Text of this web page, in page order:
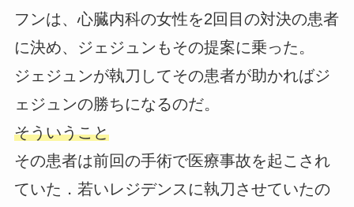
フンは、心臓内科の女性を2回目の対決の患者
に決め、ジェジュンもその提案に乗った。
ジェジュンが執刀してその患者が助かればジ
ェジュンの勝ちになるのだ。
そういうこと
その患者は前回の手術で医療事故を起こされ
ていた．若いレジデンスに執刀させていたの